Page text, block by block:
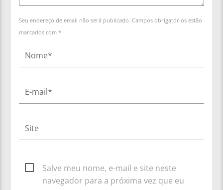
Seu endereço de email não será publicado. Campos obrigatórios estão
marcados com *
Salve meu nome, e-mail e site neste
navegador para a próxima vez que eu